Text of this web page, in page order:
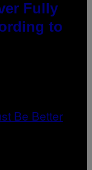
Fully
to